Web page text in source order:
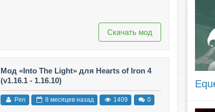
Скачать мод
Мод «Into The Light» для Hearts of Iron 4
(v1.16.1 - 1.16.10)
Pen 8 месяцев назад 1409 0